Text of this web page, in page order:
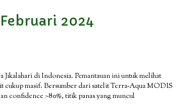
2024
di Indonesia. Pemantauan ini untuk melihat
masif. Bersumber dari satelit Terra-Aqua MODIS
confidence >80%, titik panas yang muncul